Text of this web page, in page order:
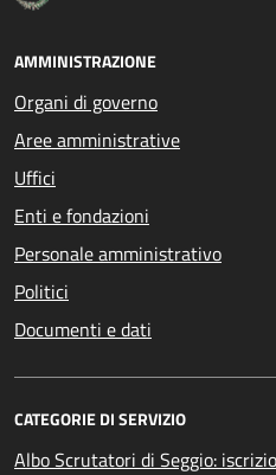
AMMINISTRAZIONE
Organi di governo
Aree amministrative
Uffici
Enti e fondazioni
Personale amministrativo
Politici
Documenti e dati
CATEGORIE DI SERVIZIO
Albo Scrutatori di Seggio: